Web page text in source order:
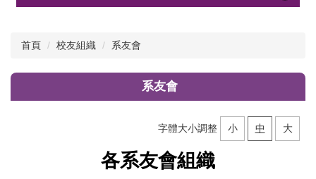
首頁 校友組織 系友會
系友會
字體大小調整 小 中 大
各系友會組織